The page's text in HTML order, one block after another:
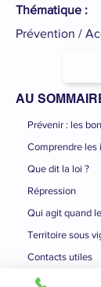
Thématique :
Prévention /
AU
Prévenir : les
Comprendre les
Que dit la loi ?
Répression
Qui agit quand
Territoire sous
Contacts utiles